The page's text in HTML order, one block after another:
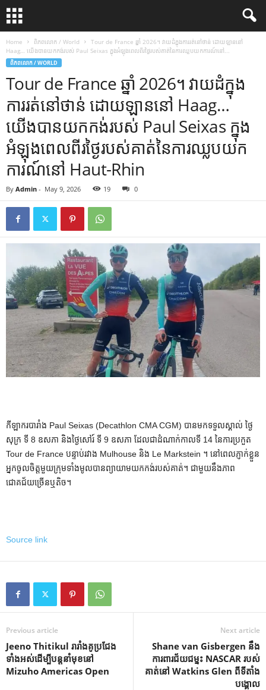
Home ពិភពលោក / World
Tour de France ឆ្នាំ 2026។ វាយដំក្នុងការរត់នៅថាន់ ដោយឡាននៅ
Haag… យើងបានយកកង់របស់ Paul Seixas ក្នុងអំឡុងពេលពីរថ្ងៃរបស់គាត់នៃការឈ្លបយកការណ៍នៅ...
ពិភពលោក / WORLD
Tour de France ឆ្នាំ 2026។ វាយដំក្នុង
ការរត់នៅថាន់ ដោយឡាននៅ Haag…
យើងបានយកកង់របស់ Paul Seixas ក្នុង
អំឡុងពេលពីរថ្ងៃរបស់គាត់នៃការឈ្លបយក
ការណ៍នៅ Haut-Rhin
By Admin - May 9, 2026 19 0
កីឡាករបារាំង Paul Seixas (Decathlon CMA CGM) បានមកទទួលស្គាល់ ថ្ងៃ
សុក្រ ទី 8 ឧសភា និងថ្ងៃសៅរ៍ ទី 9 ឧសភា ដែលជាដំណាក់កាលទី 14 នៃការប្រកួត
Tour de France បន្ទាប់រវាង Mulhouse និង Le Markstein ។ នៅ​ពេល​ភ្ញាក់​ខ្លួន
អ្នក​ចូល​ចិត្ត​មួយ​ក្រុម​ទាំង​មូល​បាន​ព្យាយាម​យក​កង់​របស់​គាត់។ ជាមួយនឹងភាព
ជោគជ័យច្រើនឬតិច។
Source link
Previous article
Jeeno Thitikul រារាំងគូប្រជែង
ទាំងអស់ដើម្បីបន្តនាំមុខនៅ
Mizuho Americas Open
Next article
Shane van Gisbergen នឹង
ការពារជ័យជម្នះ NASCAR របស់
គាត់នៅ Watkins Glen ពីទីតាំង
បង្គោល